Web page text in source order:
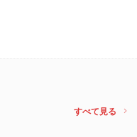
すべて見る